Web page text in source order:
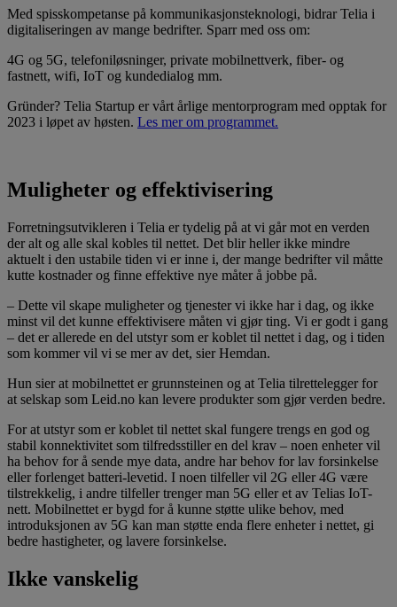
Med spisskompetanse på kommunikasjonsteknologi, bidrar Telia i
digitaliseringen av mange bedrifter. Sparr med oss om:
4G og 5G, telefoniløsninger, private mobilnettverk, fiber- og
fastnett, wifi, IoT og kundedialog mm.
Gründer? Telia Startup er vårt årlige mentorprogram med opptak for
2023 i løpet av høsten. Les mer om programmet.
Muligheter og effektivisering
Forretningsutvikleren i Telia er tydelig på at vi går mot en verden
der alt og alle skal kobles til nettet. Det blir heller ikke mindre
aktuelt i den ustabile tiden vi er inne i, der mange bedrifter vil måtte
kutte kostnader og finne effektive nye måter å jobbe på.
– Dette vil skape muligheter og tjenester vi ikke har i dag, og ikke
minst vil det kunne effektivisere måten vi gjør ting. Vi er godt i gang
– det er allerede en del utstyr som er koblet til nettet i dag, og i tiden
som kommer vil vi se mer av det, sier Hemdan.
Hun sier at mobilnettet er grunnsteinen og at Telia tilrettelegger for
at selskap som Leid.no kan levere produkter som gjør verden bedre.
For at utstyr som er koblet til nettet skal fungere trengs en god og
stabil konnektivitet som tilfredsstiller en del krav – noen enheter vil
ha behov for å sende mye data, andre har behov for lav forsinkelse
eller forlenget batteri-levetid. I noen tilfeller vil 2G eller 4G være
tilstrekkelig, i andre tilfeller trenger man 5G eller et av Telias IoT-
nett. Mobilnettet er bygd for å kunne støtte ulike behov, med
introduksjonen av 5G kan man støtte enda flere enheter i nettet, gi
bedre hastigheter, og lavere forsinkelse.
Ikke vanskelig